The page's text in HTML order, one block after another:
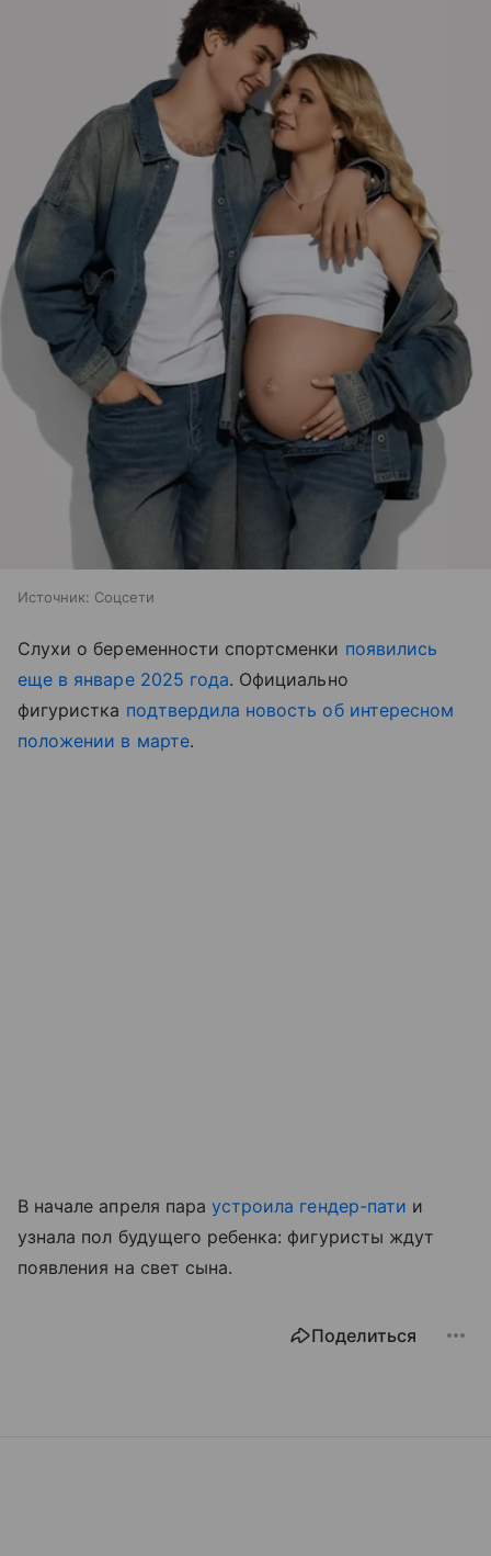
Источник: Соцсети
Слухи о беременности спортсменки появились
еще в январе 2025 года. Официально
фигуристка подтвердила новость об интересном
положении в марте.
В начале апреля параустроила гендер-пати и
узнала пол будущего ребенка: фигуристы ждут
появления на свет сына.
Поделиться